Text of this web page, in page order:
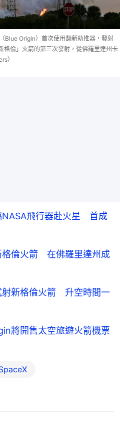
Blue Origin）首次使用翻新助推器，發射
格倫」火箭的第三次發射，從佛羅里達州卡
）
NASA飛行器赴火星 首成
格倫火箭 在佛羅里達州成
射新格倫火箭 升空時間一
將開售太空旅遊火箭機票